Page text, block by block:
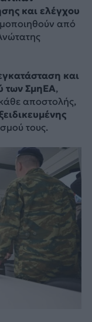
και ελέγχου
από
και
των ΣμηΕΑ,
αποστολής,
τους.